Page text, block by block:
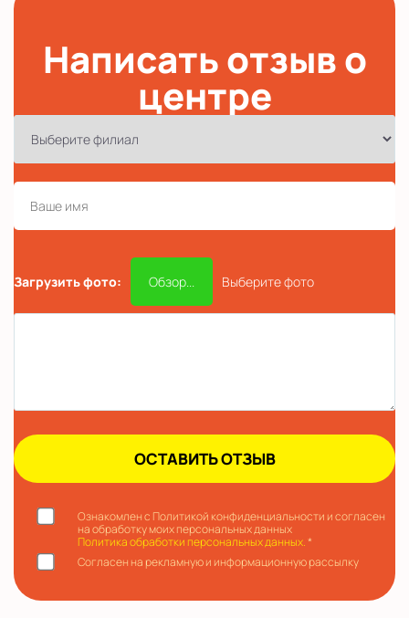
Написать отзыв о
центре
Загрузить фото: Обзор... Выберите фото
Ознакомлен с Политикой конфиденциальности и согласен
на обработку моих персональных данных
Политика обработки персональных данных.*
Согласен на рекламную и информационную рассылку